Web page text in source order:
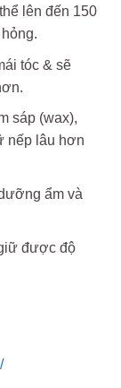
lên đến 150
tóc & sẽ
sáp (wax),
nếp lâu hơn
ẩm và
được độ